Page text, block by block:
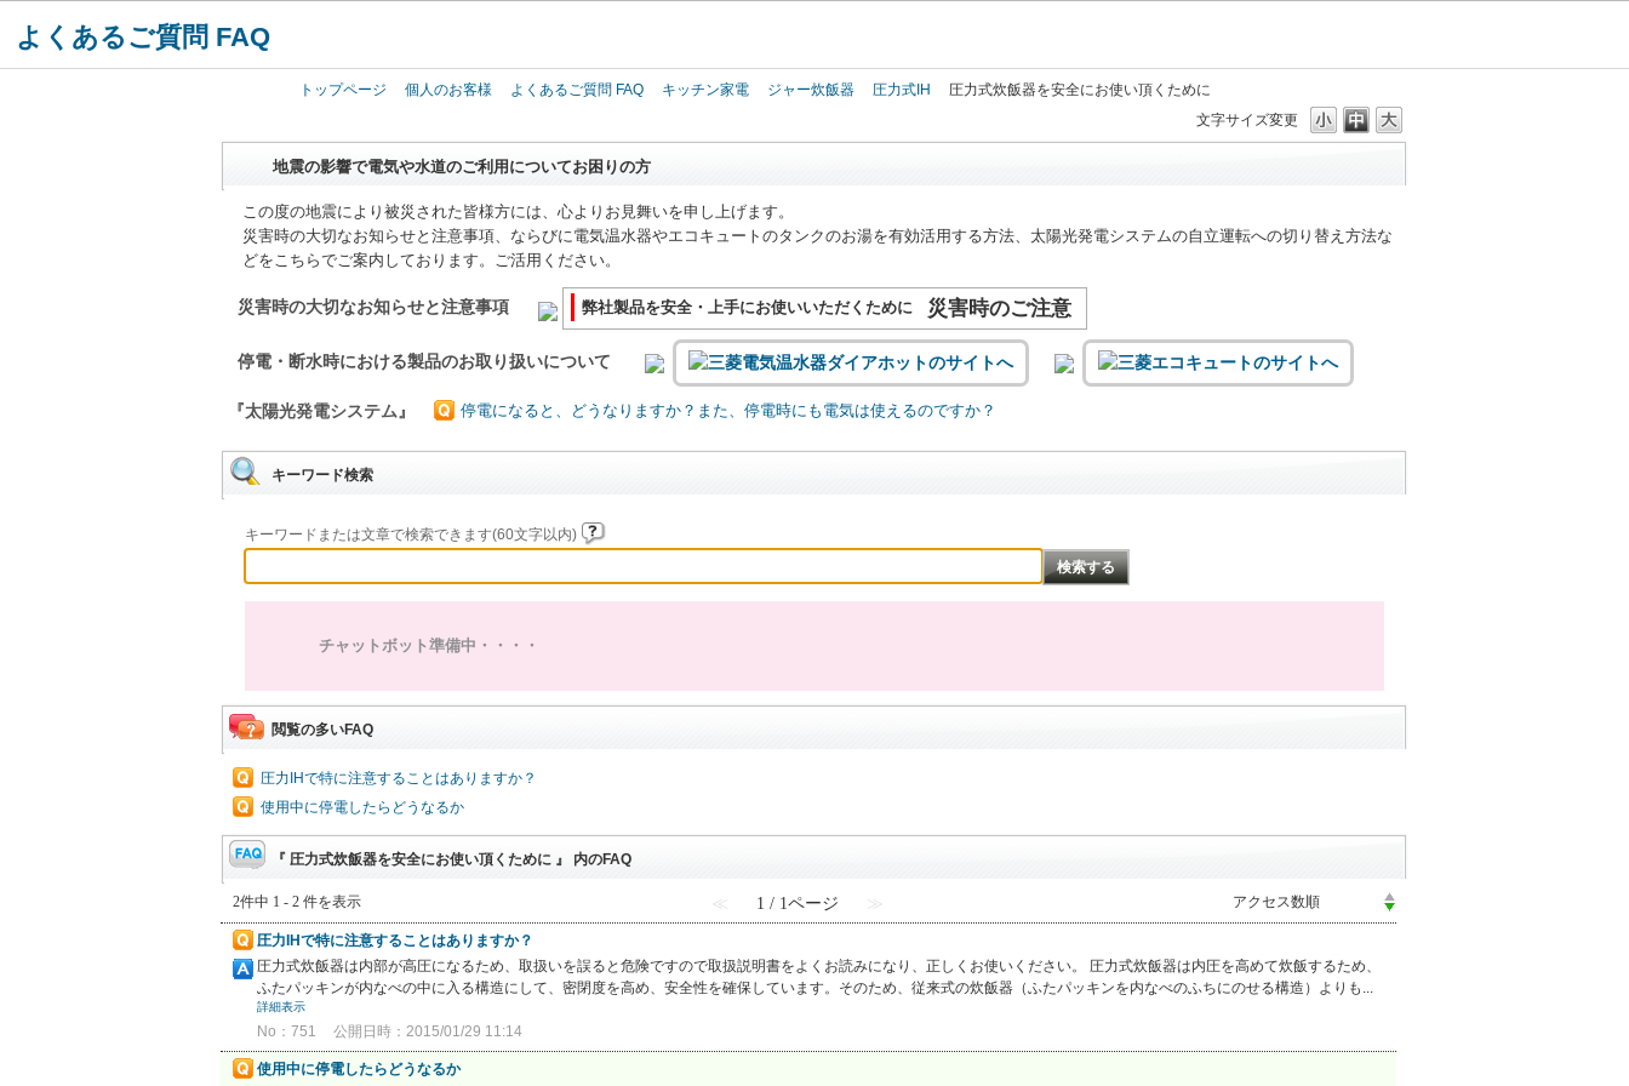
よくあるご質問 FAQ
トップページ 個人のお客様 よくあるご質問 FAQ キッチン家電 ジャー炊飯器 圧力式IH
圧力式炊飯器を安全にお使い頂くために
文字サイズ変更
地震の影響で電気や水道のご利用についてお困りの方
この度の地震により被災された皆様方には、心よりお見舞いを申し上げます。
災害時の大切なお知らせと注意事項、ならびに電気温水器やエコキュートのタンクのお湯を有効活用する方法、太陽光発電システムの自立運転への切り替え方法な
どをこちらでご案内しております。ご活用ください。
災害時の大切なお知らせと注意事項 弊社製品を安全・上手にお使いいただくために 災害時のご注意
停電・断水時における製品のお取り扱いについて
『太陽光発電システム』 停電になると、どうなりますか？また、停電時にも電気は使えるのですか？
キーワード検索
キーワードまたは文章で検索できます(60文字以内)
チャットボット準備中・・・・
閲覧の多いFAQ
圧力IHで特に注意することはありますか？
使用中に停電したらどうなるか
『 圧力式炊飯器を安全にお使い頂くために 』 内のFAQ
2件中 1 - 2 件を表示 ≪ 1 / 1ページ ≫
圧力IHで特に注意することはありますか？
圧力式炊飯器は内部が高圧になるため、取扱いを誤ると危険ですので取扱説明書をよくお読みになり、正しくお使いください。 圧力式炊飯器は内圧を高めて炊飯するため、
ふたパッキンが内なべの中に入る構造にして、密閉度を高め、安全性を確保しています。そのため、従来式の炊飯器（ふたパッキンを内なべのふちにのせる構造）よりも...
詳細表示
No：751 公開日時：2015/01/29 11:14
使用中に停電したらどうなるか